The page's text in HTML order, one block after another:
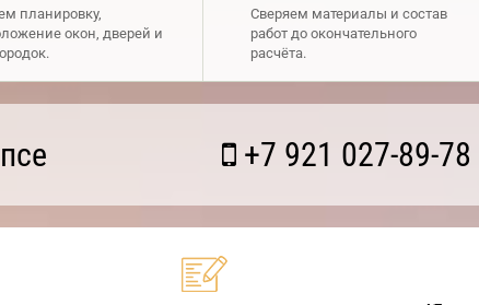
планировку,
окон, дверей и
Сверяем материалы и состав
работ до окончательного
расчёта.
+7 921 027-89-78